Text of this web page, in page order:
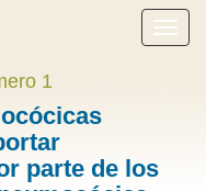
menú
1
parte de los